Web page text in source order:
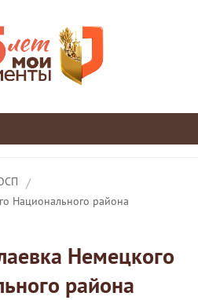
/
Национального района
Немецкого
района